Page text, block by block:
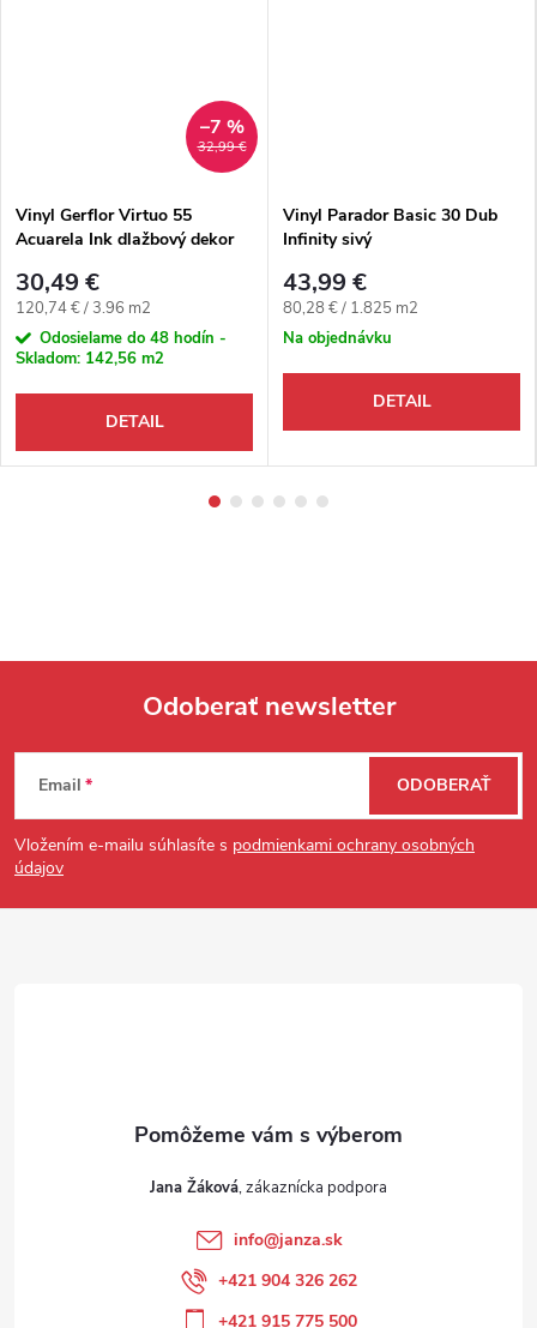
32,99 €
–7 %
Vinyl Gerflor Virtuo 55
Acuarela Ink dlažbový dekor
30,49 €
Jednotková cena:
120,74 € / 3.96 m2
Odosielame do 48 hodín -
Skladom: 142,56 m2
DETAIL
Vinyl Parador Basic 30 Dub
Infinity sivý
43,99 €
Jednotková cena:
80,28 € / 1.825 m2
Na objednávku
DETAIL
Zápätie
Odoberať newsletter
Email
Vložením e-mailu súhlasíte s podmienkami ochrany osobných
údajov
ODOBERAŤ
Jana Žáková
info@janza.sk
+421 904 326 262
+421 915 775 500